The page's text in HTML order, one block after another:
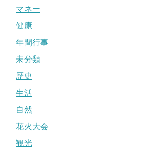
マネー
健康
年間行事
未分類
歴史
生活
自然
花火大会
観光